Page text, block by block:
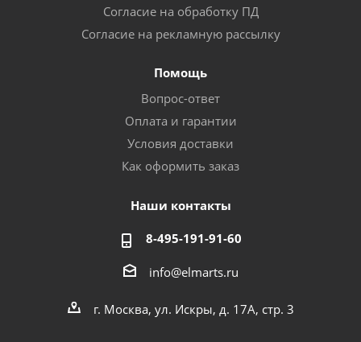
Согласие на обработку ПД
Согласие на рекламную рассылку
Помощь
Вопрос-ответ
Оплата и гарантии
Условия доставки
Как оформить заказ
Наши контакты
8-495-191-91-60
info@elmarts.ru
г. Москва, ул. Искры, д. 17А, стр. 3